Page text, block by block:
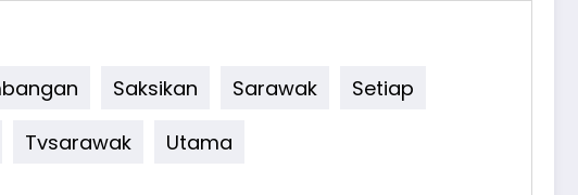
Saksikan Sarawak
Setiap
Tvsarawak Utama